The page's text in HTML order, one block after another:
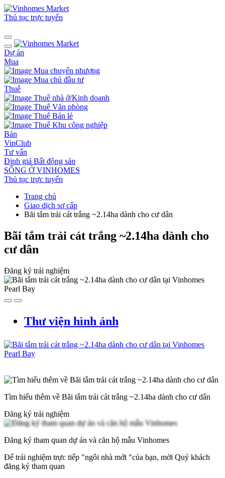
Thủ tục trực tuyến
Dự án
Mua
Mua chuyển nhượng
Mua chủ đầu tư
Thuê
Thuê nhà ở/Kinh doanh
Thuê Văn phòng
Thuê Bán lẻ
Thuê Khu công nghiệp
Bán
VinClub
Tư vấn
Định giá Bất động sản
SỐNG Ở VINHOMES
Thủ tục trực tuyến
Trang chủ
Giao dịch sơ cấp
Bãi tắm trải cát trắng ~2.14ha dành cho cư dân
Bãi tắm trải cát trắng ~2.14ha dành cho
cư dân
Đăng ký trải nghiệm
Thư viện hình ảnh
Tìm hiểu thêm về Bãi tắm trải cát trắng ~2.14ha dành cho cư dân
Đăng ký trải nghiệm
Đăng ký tham quan dự án và căn hộ mẫu Vinhomes
Để trải nghiệm trực tiếp "ngôi nhà mới "của bạn, mời Quý khách
đăng ký tham quan